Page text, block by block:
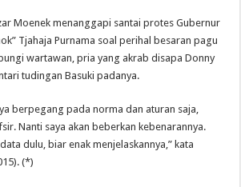
Moenek menanggapi santai protes Gubernur
Tjahaja Purnama soal perihal besaran pagu
wartawan, pria yang akrab disapa Donny
tudingan Basuki padanya.
berpegang pada norma dan aturan saja,
Nanti saya akan beberkan kebenarannya.
dulu, biar enak menjelaskannya,” kata
(*)